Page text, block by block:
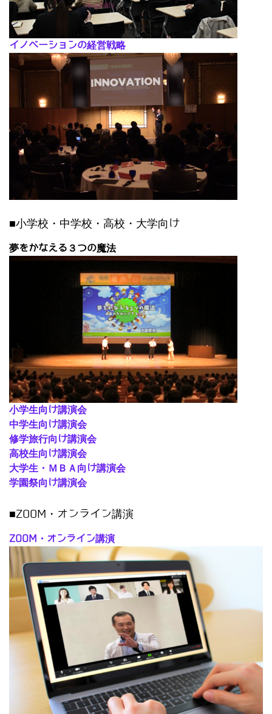
イノベーションの経営戦略
■小学校・中学校・高校・大学向け
夢をかなえる３つの魔法
小学生向け講演会
中学生向け講演会
修学旅行向け講演会
高校生向け講演会
大学生・ＭＢＡ向け講演会
学園祭向け講演会
■ZOOM・オンライン講演
ZOOM・オンライン講演